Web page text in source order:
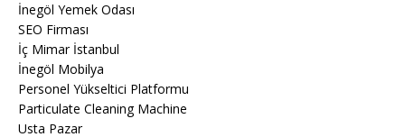
İnegöl Yemek Odası
SEO Firması
İç Mimar İstanbul
İnegöl Mobilya
Personel Yükseltici Platformu
Particulate Cleaning Machine
Usta Pazar